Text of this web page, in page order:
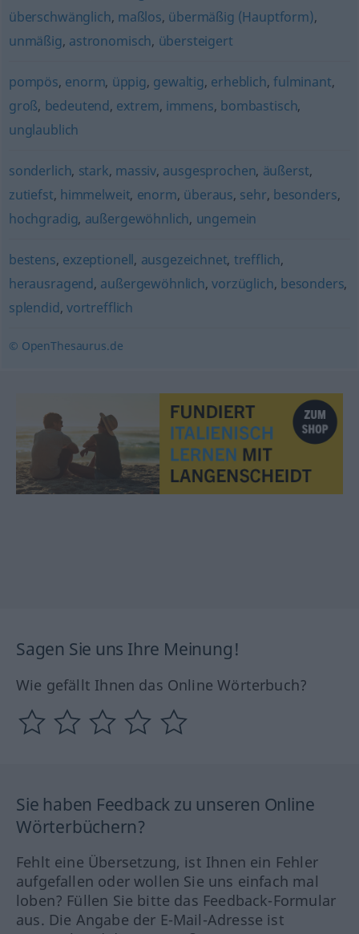
überschwänglich, maßlos, übermäßig (Hauptform),
unmäßig, astronomisch, übersteigert
pompös, enorm, üppig, gewaltig, erheblich,fulminant,
groß, bedeutend, extrem, immens, bombastisch,
unglaublich
sonderlich, stark, massiv, ausgesprochen, äußerst,
zutiefst, himmelweit, enorm, überaus, sehr, besonders,
hochgradig, außergewöhnlich, ungemein
bestens, exzeptionell, ausgezeichnet, trefflich,
herausragend, außergewöhnlich,vorzüglich, besonders,
splendid, vortrefflich
© OpenThesaurus.de
Sagen Sie uns Ihre Meinung!
Wie gefällt Ihnen das Online Wörterbuch?
Sie haben Feedback zu unseren Online
Wörterbüchern?
Fehlt eine Übersetzung, ist Ihnen ein Fehler
aufgefallen oder wollen Sie uns einfach mal
loben? Füllen Sie bitte das Feedback-Formular
aus. Die Angabe der E-Mail-Adresse ist